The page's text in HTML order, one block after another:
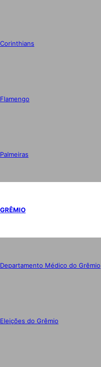
Corinthians
Flamengo
Palmeiras
GRÊMIO
Departamento Médico do Grêmio
Eleições do Grêmio